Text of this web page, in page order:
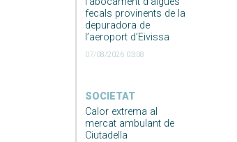
fecals provinents de la
depuradora de
l’aeroport d’Eivissa
07/08/2026 03:08
SOCIETAT
Calor extrema al
mercat ambulant de
Ciutadella